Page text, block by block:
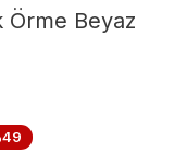
Örme Beyaz